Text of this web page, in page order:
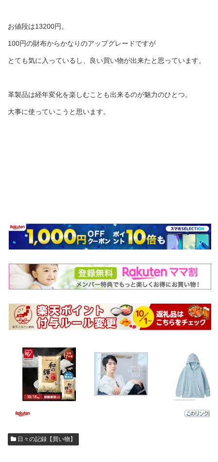
お値段は13200円。
100円の財布からかなりのアップグレードですが
とても気に入っているし、良い買い物が出来たと思っています。
革製品は経年変化を楽しむことも出来るのが魅力のひとつ。
大事に使っていこうと思います。
日々の記録【買い物】